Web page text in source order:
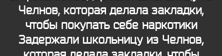
Челнов, которая делала закладки,
чтобы покупать себе наркотики
Задержали школьницу из Челнов,